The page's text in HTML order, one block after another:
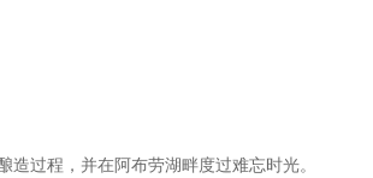
过程，并在阿布劳湖畔度过难忘时光。